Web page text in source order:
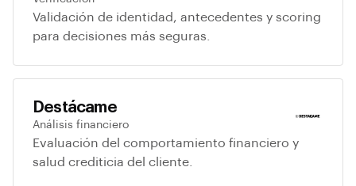
Validación de identidad, antecedentes y scoring
para decisiones más seguras.
Destácame
Análisis financiero
Evaluación del comportamiento financiero y
salud crediticia del cliente.